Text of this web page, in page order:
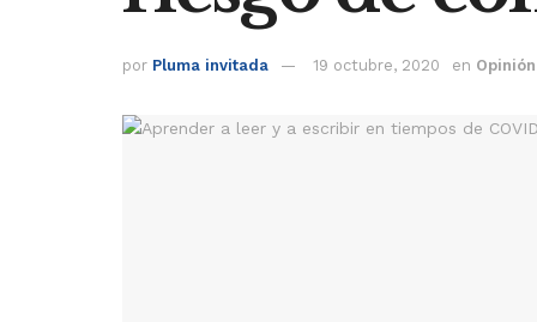
por Pluma invitada 19 octubre, 2020 en Opinión